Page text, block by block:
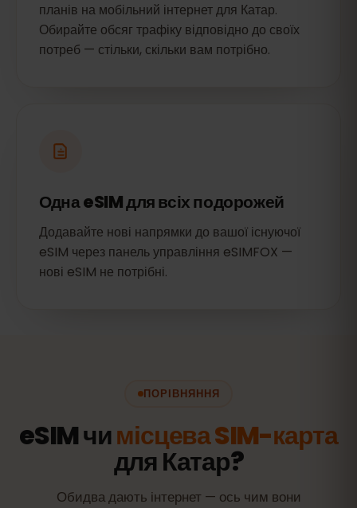
планів на мобільний інтернет для Катар.
Обирайте обсяг трафіку відповідно до своїх
потреб — стільки, скільки вам потрібно.
Одна eSIM для всіх подорожей
Додавайте нові напрямки до вашої існуючої
eSIM через панель управління eSIMFOX —
нові eSIM не потрібні.
ПОРІВНЯННЯ
eSIM чимісцева SIM-карта
для Катар?
Обидва дають інтернет — ось чим вони